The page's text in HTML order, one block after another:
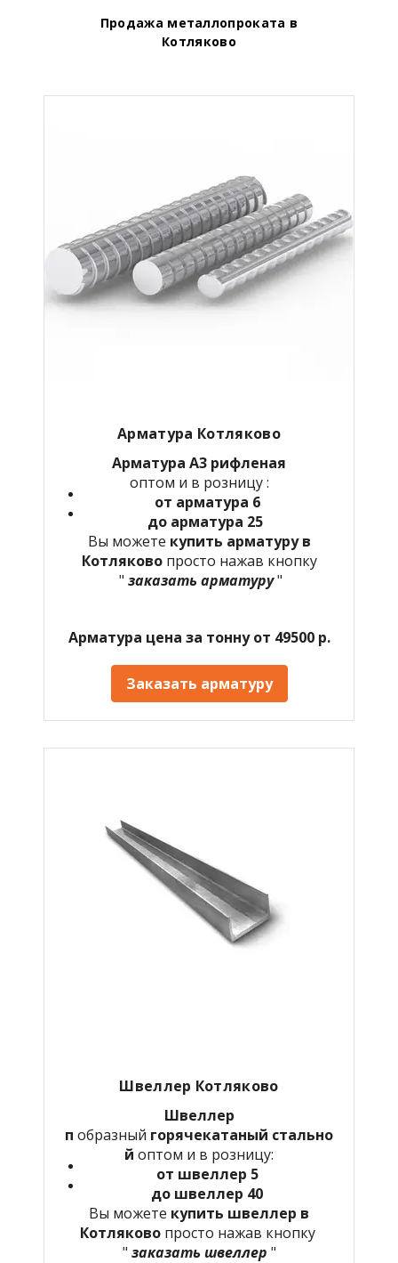
Продажа металлопроката в
Котляково
Арматура Котляково
Арматура А3 рифленая
оптом и в розницу :
от арматура 6
до арматура 25
Вы можете купить арматуру в
Котляково просто нажав кнопку
" заказать арматуру"
Арматура цена за тонну от 49500 р.
Заказать арматуру
Швеллер Котляково
Швеллер
п образный горячекатаный стально
й оптом и в розницу:
от швеллер 5
до швеллер 40
Вы можете купить швеллер в
Котляково просто нажав кнопку
" заказать швеллер "